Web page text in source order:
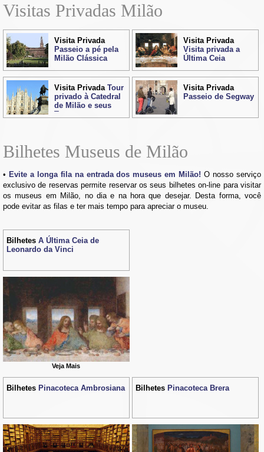
Visitas Privadas Milão
Visita Privada
Passeio a pé pela
Milão Clássica
Visita Privada
Visita privada a
Última Ceia
Visita PrivadaTour
privado à Catedral
de Milão e seus
Terraços
Visita Privada
Passeio de Segway
Bilhetes Museus de Milão
Evite a longa fila na entrada dos museus em Milão! O nosso serviço
exclusivo de reservas permite reservar os seus bilhetes on-line para visitar
os museus em Milão, no dia e na hora que desejar. Desta forma, você
pode evitar as filas e ter mais tempo para apreciar o museu.
Bilhetes A Última Ceia de
Leonardo da Vinci
Veja Mais
Bilhetes Pinacoteca Ambrosiana Bilhetes Pinacoteca Brera